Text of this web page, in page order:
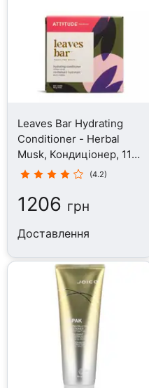
Leaves Bar Hydrating
Conditioner - Herbal
Musk, Кондиціонер, 113
г
(4.2)
1206 грн
Доставлення